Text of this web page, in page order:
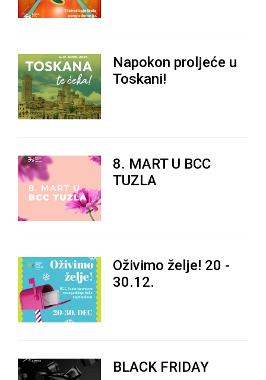
Napokon proljeće u
Toskani!
8. MART U BCC
TUZLA
Oživimo želje! 20 -
30.12.
BLACK FRIDAY